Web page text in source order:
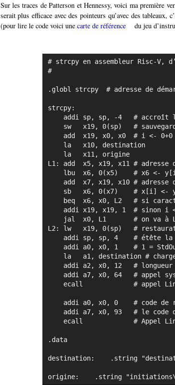
Sur les traces de Patterson et Hennessy, voici ma première
serait plus efficace avec des pointeurs qu’avec des
(pour lire le code voici une carte de référence du jeu
# strcpy en assembleur Risc-V,
#
.globl strcpy  # adresse de
strcpy:
L1: add  x5, x19, x11 # adresse
L2: lw   x19, 0(sp)   #
.data
destination:	.string "destination\n"
origine:	.string